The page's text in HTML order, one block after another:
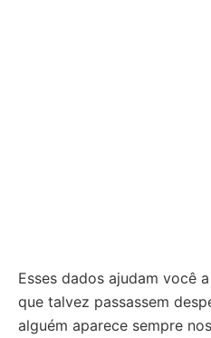
Esses dados ajudam você
que talvez passassem
alguém aparece sempre